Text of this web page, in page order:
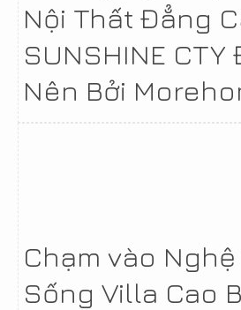
Nội Thất Đẳng
SUNSHINE
Nên Bởi
Chạm vào
Sống Villa Cao